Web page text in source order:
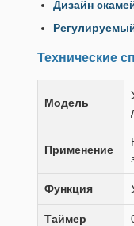
Дизайн
Технические
Модель
Применение
Функция
Таймер